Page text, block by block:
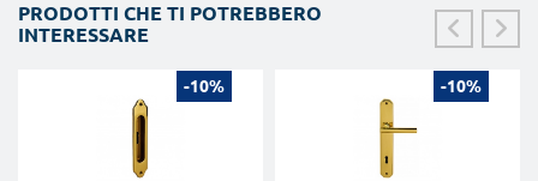
PRODOTTI CHE TI POTREBBERO
INTERESSARE
-10% -10%